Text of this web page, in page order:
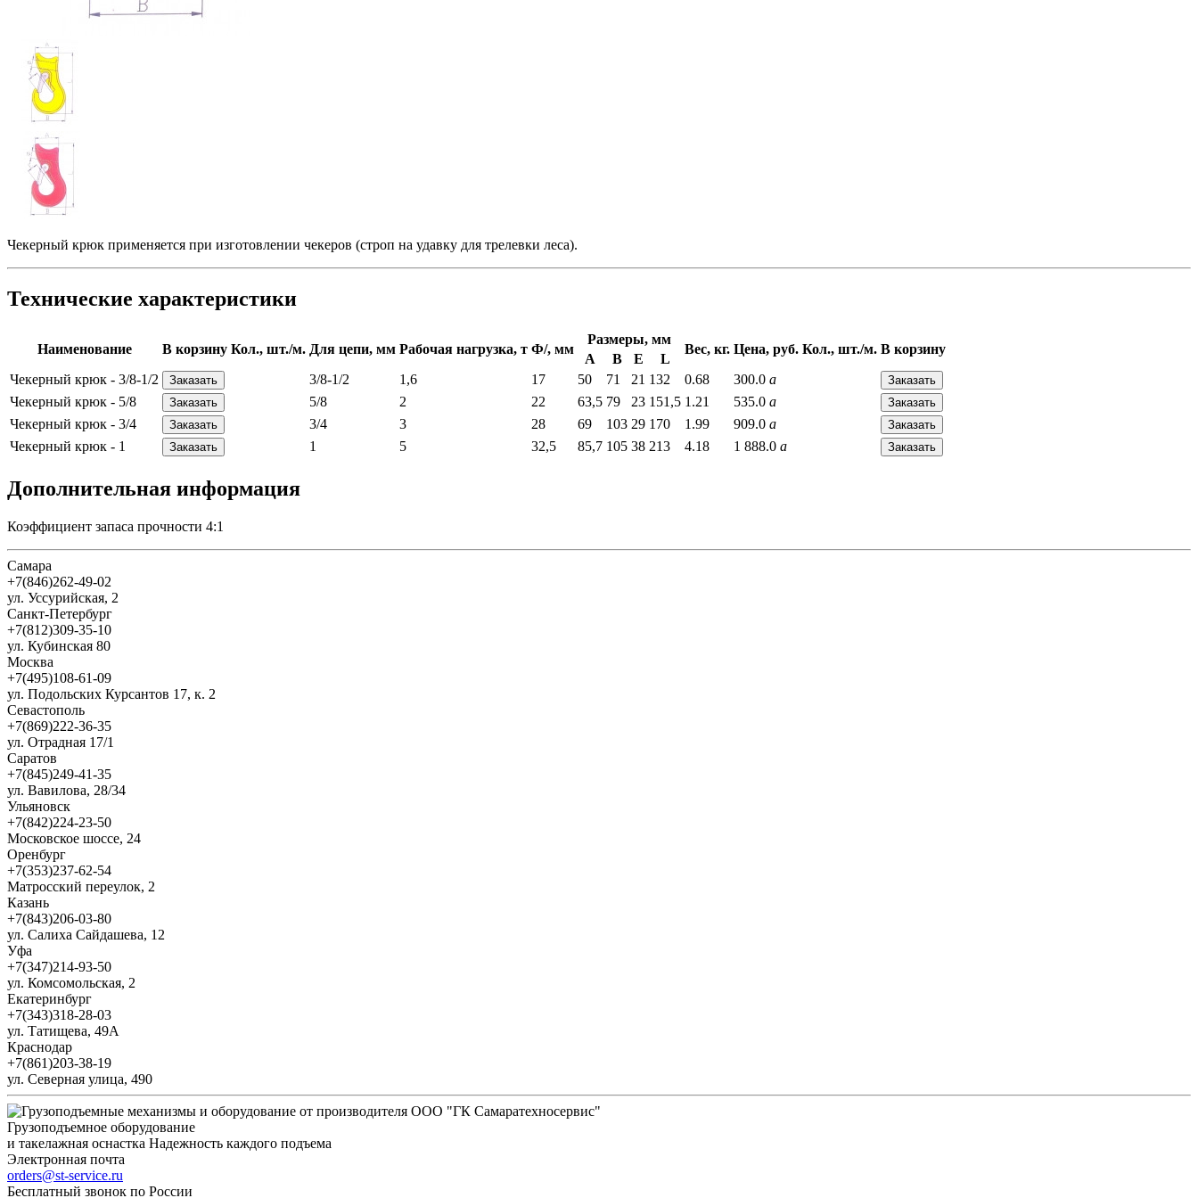
Чекерный крюк применяется при изготовлении чекеров (строп на удавку для трелевки леса).
Технические характеристики
Наименование В корзину Кол., шт./м. Для цепи, мм Рабочая нагрузка, т Ф/, мм
Размеры, мм
Вес, кг. Цена, руб. Кол., шт./м. В корзину
A B E
L
Чекерный крюк - 3/8-1/2
3/8-1/2 1,6 17 50 71 21 132 0.68 300.0 a
Чекерный крюк - 5/8
5/8 2 22 63,5 79 23 151,5 1.21 535.0 a
Чекерный крюк - 3/4
3/4 3 28 69 103 29 170 1.99 909.0 a
Чекерный крюк - 1
1 5 32,5 85,7 105 38 213 4.18 1 888.0 a
Дополнительная информация
Коэффициент запаса прочности 4:1
Самара
+7(846)262-49-02
ул. Уссурийская, 2
Санкт-Петербург
+7(812)309-35-10
ул. Кубинская 80
Москва
+7(495)108-61-09
ул. Подольских Курсантов 17, к. 2
Севастополь
+7(869)222-36-35
ул. Отрадная 17/1
Саратов
+7(845)249-41-35
ул. Вавилова, 28/34
Ульяновск
+7(842)224-23-50
Московское шоссе, 24
Оренбург
+7(353)237-62-54
Матросский переулок, 2
Казань
+7(843)206-03-80
ул. Салиха Сайдашева, 12
Уфа
+7(347)214-93-50
ул. Комсомольская, 2
Екатеринбург
+7(343)318-28-03
ул. Татищева, 49А
Краснодар
+7(861)203-38-19
ул. Северная улица, 490
Грузоподъемное оборудование
и такелажная оснастка Надежность каждого подъема
Электронная почта
orders@st-service.ru
Бесплатный звонок по России